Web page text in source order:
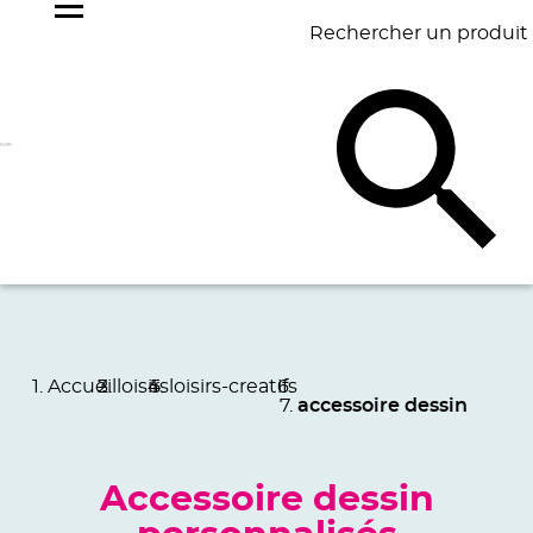
Rechercher un produit
BAGAGERIE BUREAU
Accueil loisirs loisirs-creatifs
accessoire dessin
Accessoire dessin